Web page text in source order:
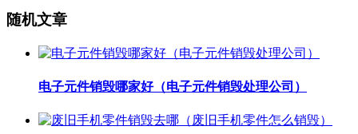
随机文章
电子元件销毁哪家好（电子元件销毁处理公司）